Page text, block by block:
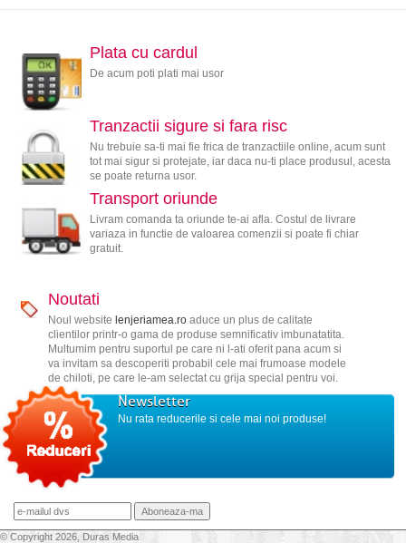
Plata cu cardul
De acum poti plati mai usor
Tranzactii sigure si fara risc
Nu trebuie sa-ti mai fie frica de tranzactiile online, acum sunt
tot mai sigur si protejate, iar daca nu-ti place produsul, acesta
se poate returna usor.
Transport oriunde
Livram comanda ta oriunde te-ai afla. Costul de livrare
variaza in functie de valoarea comenzii si poate fi chiar
gratuit.
Noutati
Noul website lenjeriamea.roaduce un plus de calitate
clientilor printr-o gama de produse semnificativ imbunatatita.
Multumim pentru suportul pe care ni l-ati oferit pana acum si
va invitam sa descoperiti probabil cele mai frumoase modele
de chiloti, pe care le-am selectat cu grija special pentru voi.
Newsletter
Nu rata reducerile si cele mai noi produse!
© Copyright 2026, Duras Media